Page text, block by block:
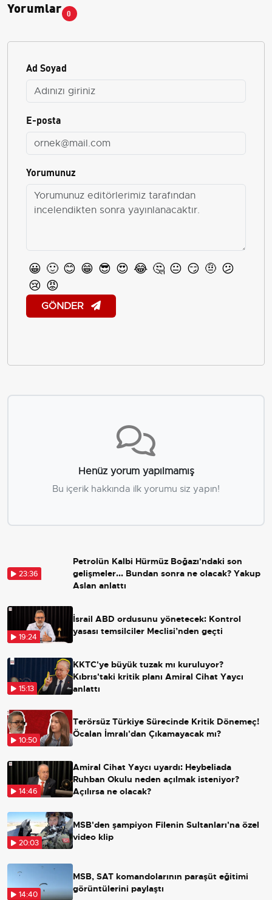
Yorumlar 0
Ad Soyad
E-posta
Yorumunuz
😀 🙂 😊 😁 😎 😍 😂 🤔 😐 😏 🤨 😕
😢 😡
GÖNDER
Henüz yorum yapılmamış
Bu içerik hakkında ilk yorumu siz yapın!
23:36
Petrolün Kalbi Hürmüz Boğazı'ndaki son
gelişmeler... Bundan sonra ne olacak? Yakup
Aslan anlattı
19:24
İsrail ABD ordusunu yönetecek: Kontrol
yasası temsilciler Meclisi’nden geçti
15:13
KKTC'ye büyük tuzak mı kuruluyor?
Kıbrıs'taki kritik planı Amiral Cihat Yaycı
anlattı
10:50
Terörsüz Türkiye Sürecinde Kritik Dönemeç!
Öcalan İmralı'dan Çıkamayacak mı?
14:46
Amiral Cihat Yaycı uyardı: Heybeliada
Ruhban Okulu neden açılmak isteniyor?
Açılırsa ne olacak?
20:03
MSB'den şampiyon Filenin Sultanları'na özel
video klip
14:40
MSB, SAT komandolarının paraşüt eğitimi
görüntülerini paylaştı